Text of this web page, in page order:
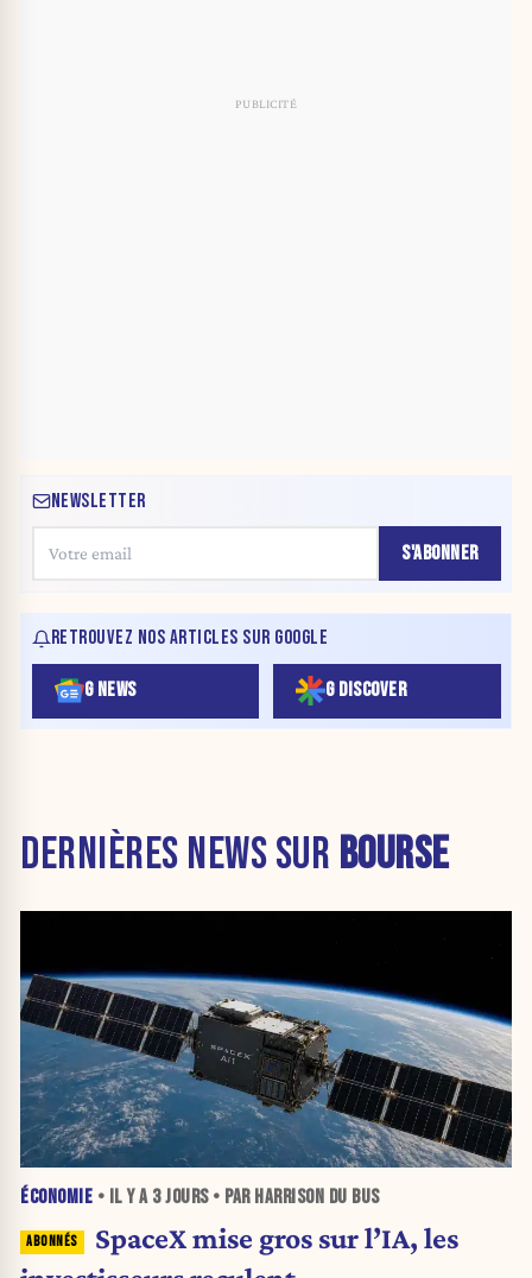
NEWSLETTER
S'ABONNER
RETROUVEZ NOS ARTICLES SUR GOOGLE
G NEWS G DISCOVER
DERNIÈRES NEWS SUR BOURSE
ÉCONOMIE • IL Y A 3 JOURS• PAR HARRISON DU BUS
SpaceX mise gros sur l’IA, les